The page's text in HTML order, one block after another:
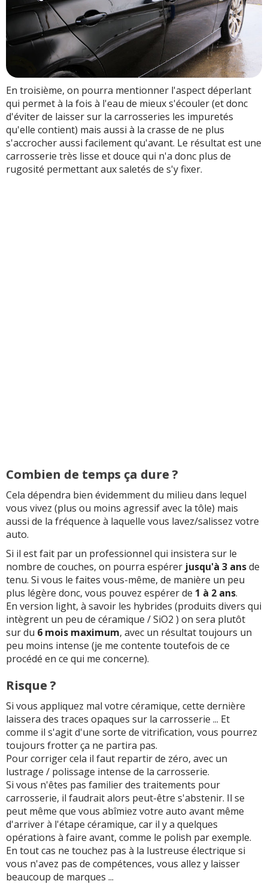
En troisième, on pourra mentionner l'aspect déperlant
qui permet à la fois à l'eau de mieux s'écouler (et donc
d'éviter de laisser sur la carrosseries les impuretés
qu'elle contient) mais aussi à la crasse de ne plus
s'accrocher aussi facilement qu'avant. Le résultat est une
carrosserie très lisse et douce qui n'a donc plus de
rugosité permettant aux saletés de s'y fixer.
Combien de temps ça dure ?
Cela dépendra bien évidemment du milieu dans lequel
vous vivez (plus ou moins agressif avec la tôle) mais
aussi de la fréquence à laquelle vous lavez/salissez votre
auto.
Si il est fait par un professionnel qui insistera sur le
nombre de couches, on pourra espérer jusqu'à 3 ansde
tenu. Si vous le faites vous-même, de manière un peu
plus légère donc, vous pouvez espérer de 1 à 2 ans.
En version light, à savoir les hybrides (produits divers qui
intègrent un peu de céramique / SiO2 ) on sera plutôt
sur du 6 mois maximum, avec un résultat toujours un
peu moins intense (je me contente toutefois de ce
procédé en ce qui me concerne).
Risque ?
Si vous appliquez mal votre céramique, cette dernière
laissera des traces opaques sur la carrosserie ... Et
comme il s'agit d'une sorte de vitrification, vous pourrez
toujours frotter ça ne partira pas.
Pour corriger cela il faut repartir de zéro, avec un
lustrage / polissage intense de la carrosserie.
Si vous n'êtes pas familier des traitements pour
carrosserie, il faudrait alors peut-être s'abstenir. Il se
peut même que vous abîmiez votre auto avant même
d'arriver à l'étape céramique, car il y a quelques
opérations à faire avant, comme le polish par exemple.
En tout cas ne touchez pas à la lustreuse électrique si
vous n'avez pas de compétences, vous allez y laisser
beaucoup de marques ...